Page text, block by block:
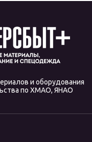
и оборудования
по ХМАО, ЯНАО